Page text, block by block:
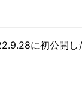
に初公開し